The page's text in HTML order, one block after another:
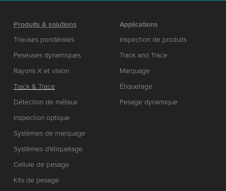
Produits & solutions
Trieuses pondérales
Peseuses dynamiques
Rayons X et vision
Track & Trace
Détection de métaux
Inspection optique
Systèmes de marquage
Systèmes d'étiquetage
Cellule de pesage
Kits de pesage
Applications
Inspection de produits
Track and Trace
Marquage
Étiquetage
Pesage dynamique